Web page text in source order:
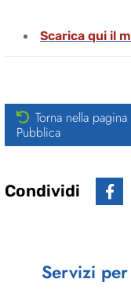
Scarica qui il
Torna nella
Pubblica
Condividi
Servizi